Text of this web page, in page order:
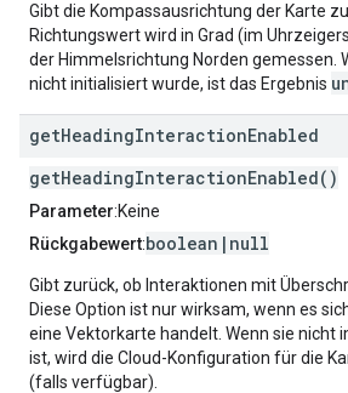
Gibt die Kompassausrichtung der Karte
Richtungswert wird in Grad (im
der Himmelsrichtung Norden gemessen.
nicht initialisiert wurde, ist das Ergebnis
getHeadingInteractionEnabled
getHeadingInteractionEnabled()
Parameter:Keine
Rückgabewert:boolean|null
Gibt zurück, ob Interaktionen mit
Diese Option ist nur wirksam, wenn es
eine Vektorkarte handelt. Wenn sie nicht
ist, wird die Cloud-Konfiguration für die
(falls verfügbar).